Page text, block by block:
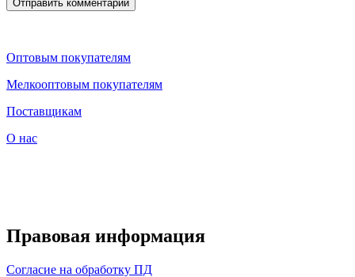
Оптовым покупателям
Мелкооптовым покупателям
Поставщикам
О нас
Правовая информация
Согласие на обработку ПД